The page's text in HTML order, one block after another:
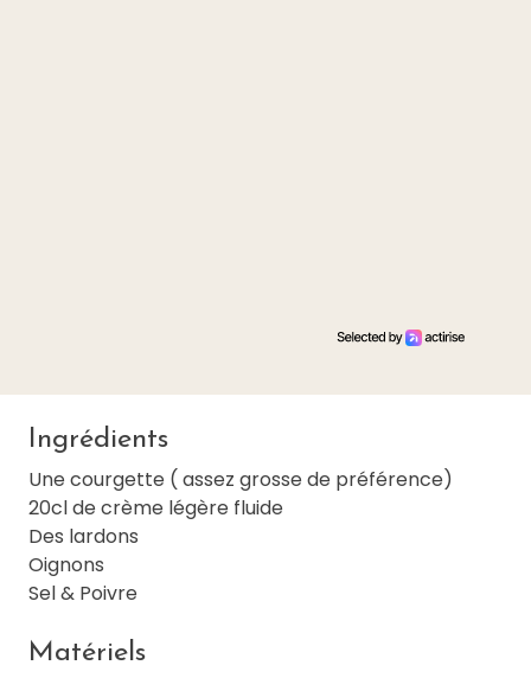
Ingrédients
Une courgette ( assez grosse de préférence)
20cl de crème légère fluide
Des lardons
Oignons
Sel & Poivre
Matériels